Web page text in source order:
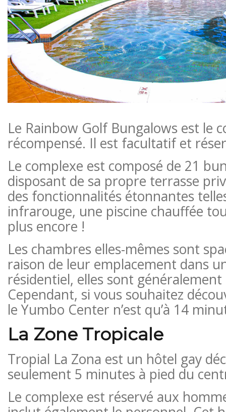
Le Rainbow Golf Bungalows est le
récompensé. Il est facultatif et
Le complexe est composé de 21
disposant de sa propre terrasse
des fonctionnalités étonnantes
infrarouge, une piscine chauffée
plus encore !
Les chambres elles-mêmes sont
raison de leur emplacement dans
résidentiel, elles sont généralement
Cependant, si vous souhaitez
le Yumbo Center n’est qu’à 14
La Zone Tropicale
Tropial La Zona est un hôtel gay
seulement 5 minutes à pied du
Le complexe est réservé aux